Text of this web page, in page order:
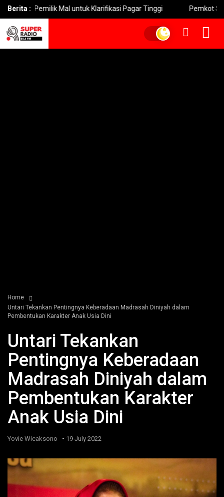
Berita :
Pemilik Mal untuk Klarifikasi Pagar Tinggi Pemkot
Home
Untari Tekankan Pentingnya Keberadaan Madrasah Diniyah dalam
Pembentukan Karakter Anak Usia Dini
Untari Tekankan
Pentingnya Keberadaan
Madrasah Diniyah dalam
Pembentukan Karakter
Anak Usia Dini
Yovie Wicaksono - 19 July 2022